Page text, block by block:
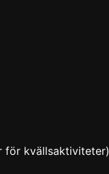
för kvällsaktiviteter)